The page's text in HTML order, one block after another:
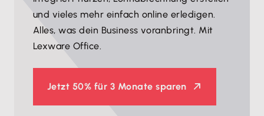
und vieles mehr einfach online erledigen.
Alles, was dein Business voranbringt. Mit
Lexware Office.
Jetzt 50% für 3 Monate sparen